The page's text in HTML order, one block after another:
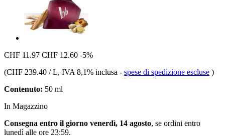
CHF 11.97 CHF 12.60 -5%
(CHF 239.40 / L, IVA 8,1% inclusa - spese di spedizione escluse )
Contenuto: 50 ml
In Magazzino
Consegna entro il giorno venerdì, 14 agosto, se ordini entro
lunedì alle ore 23:59.